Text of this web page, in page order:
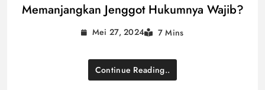
Memanjangkan Jenggot Hukumnya Wajib?
Mei 27, 2024 7 Mins
Continue Reading..